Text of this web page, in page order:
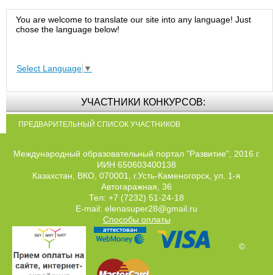
You are welcome to translate our site into any language! Just
chose the language below!
Select Language ▼
УЧАСТНИКИ КОНКУРСОВ:
ПРЕДВАРИТЕЛЬНЫЙ СПИСОК УЧАСТНИКОВ
Международный образовательный портал "Развитие", 2016 г.
ИИН 650603400138
Казахстан, ВКО, 070001, г.Усть-Каменогорск, ул. 1-я
Автогаражная, 36
Тел: +7 (7232) 51-24-18
E-mail: elenasuper28@gmail.ru
Способы оплаты
©